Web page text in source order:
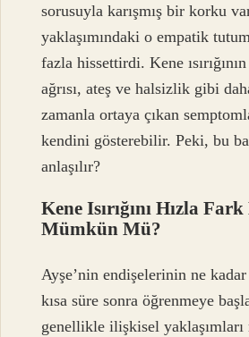
sorusuyla karışmış bir korku
yaklaşımındaki o empatik
fazla hissettirdi. Kene
ağrısı, ateş ve halsizlik gibi
zamanla ortaya çıkan
kendini gösterebilir. Peki, bu
anlaşılır?
Kene Isırığını Hızla
Mümkün Mü?
Ayşe’nin endişelerinin ne
kısa süre sonra öğrenmeye
genellikle ilişkisel yaklaşımları